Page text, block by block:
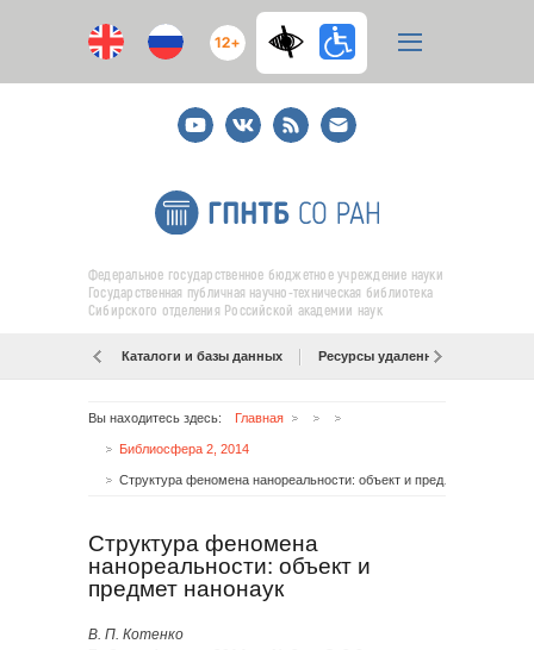
12+
YoutubeВКонтакте
RSS
E-
mail
подписка
Федеральное государственное бюджетное учреждение науки
Государственная публичная научно-техническая библиотека
Сибирского отделения Российской академии наук
Каталоги и базы данных Ресурсы удаленного доступа
Вы находитесь здесь: Главная
Библиосфера 2, 2014
Структура феномена
нанореальности: объект и
предмет нанонаук
В. П. Котенко